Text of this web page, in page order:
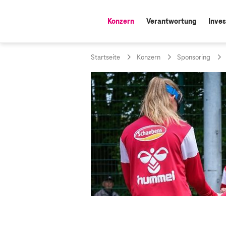
aktiv:
Konzern Verantwortung
Startseite Konzern Sponsoring